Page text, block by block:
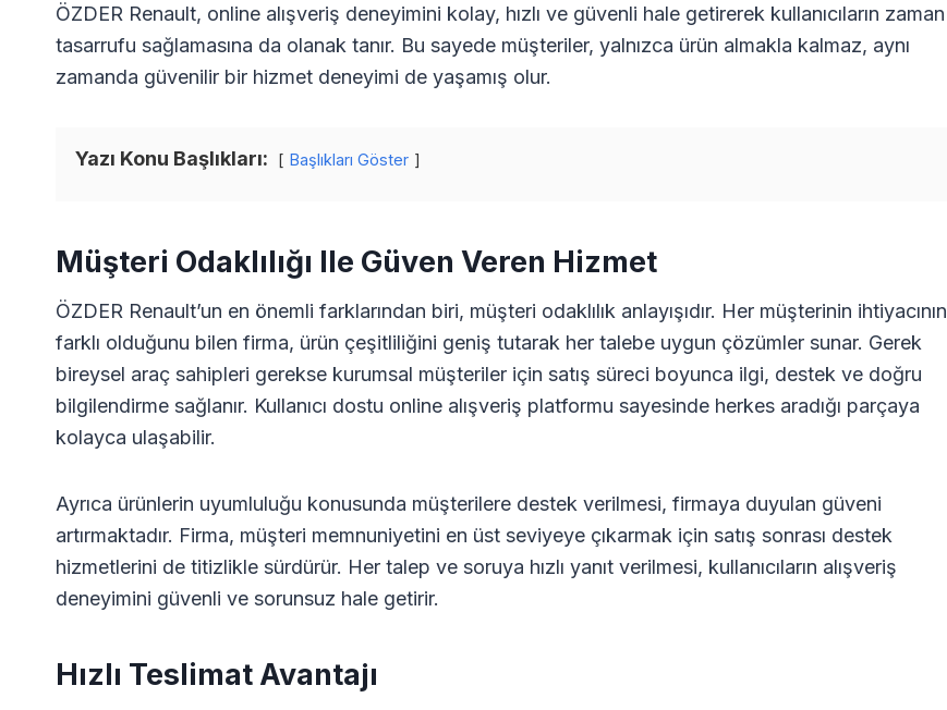
ÖZDER Renault, online alışveriş deneyimini kolay, hızlı ve güvenli hale getirerek kullanıcıların zaman
tasarrufu sağlamasına da olanak tanır. Bu sayede müşteriler, yalnızca ürün almakla kalmaz, aynı
zamanda güvenilir bir hizmet deneyimi de yaşamış olur.
Yazı Konu Başlıkları: Başlıkları Göster
Müşteri Odaklılığı Ile Güven Veren Hizmet
ÖZDER Renault’un en önemli farklarından biri, müşteri odaklılık anlayışıdır. Her müşterinin ihtiyacının
farklı olduğunu bilen firma, ürün çeşitliliğini geniş tutarak her talebe uygun çözümler sunar. Gerek
bireysel araç sahipleri gerekse kurumsal müşteriler için satış süreci boyunca ilgi, destek ve doğru
bilgilendirme sağlanır. Kullanıcı dostu online alışveriş platformu sayesinde herkes aradığı parçaya
kolayca ulaşabilir.
Ayrıca ürünlerin uyumluluğu konusunda müşterilere destek verilmesi, firmaya duyulan güveni
artırmaktadır. Firma, müşteri memnuniyetini en üst seviyeye çıkarmak için satış sonrası destek
hizmetlerini de titizlikle sürdürür. Her talep ve soruya hızlı yanıt verilmesi, kullanıcıların alışveriş
deneyimini güvenli ve sorunsuz hale getirir.
Hızlı Teslimat Avantajı